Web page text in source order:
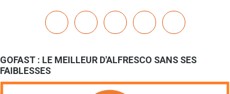
linkedinyoutubebluesky mastodon
GOFAST : LE MEILLEUR D'ALFRESCO SANS SES
FAIBLESSES